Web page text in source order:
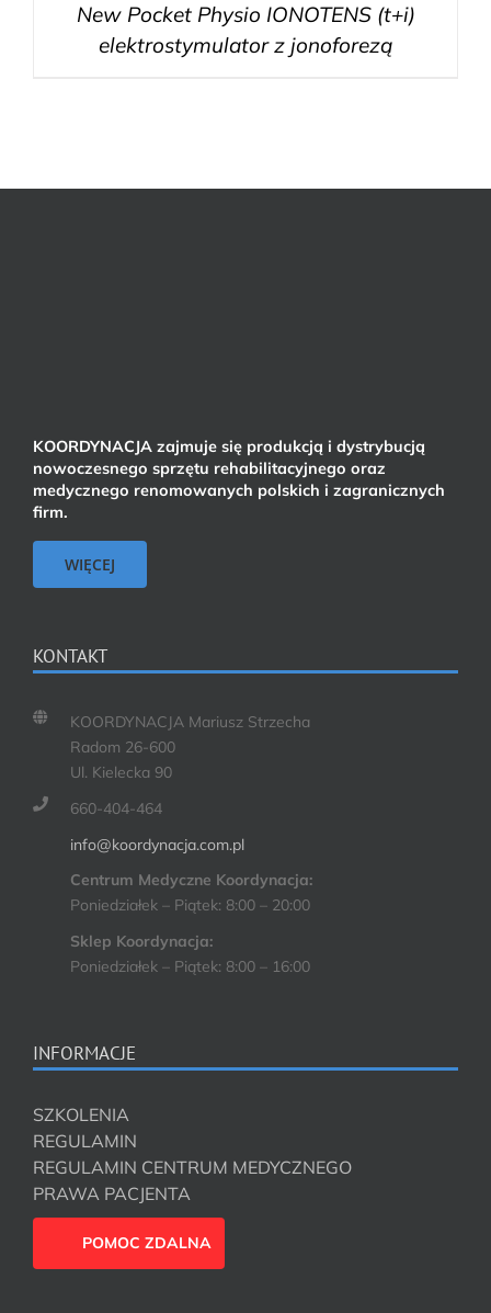
New Pocket Physio IONOTENS (t+i)
elektrostymulator z jonoforezą
KOORDYNACJA zajmuje się produkcją i dystrybucją
nowoczesnego sprzętu rehabilitacyjnego oraz
medycznego renomowanych polskich i zagranicznych
firm.
WIĘCEJ
KONTAKT
KOORDYNACJA Mariusz Strzecha
Radom 26-600
Ul. Kielecka 90
660-404-464
info@koordynacja.com.pl
Centrum Medyczne Koordynacja:
Poniedziałek – Piątek: 8:00 – 20:00
Sklep Koordynacja:
Poniedziałek – Piątek: 8:00 – 16:00
INFORMACJE
SZKOLENIA
REGULAMIN
REGULAMIN CENTRUM MEDYCZNEGO
PRAWA PACJENTA
POMOC ZDALNA